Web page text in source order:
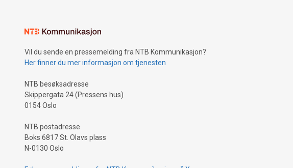
Vil du sende en pressemelding fra NTB Kommunikasjon?
Her finner du mer informasjon om tjenesten
NTB besøksadresse
Skippergata 24 (Pressens hus)
0154 Oslo
NTB postadresse
Boks 6817 St. Olavs plass
N-0130 Oslo